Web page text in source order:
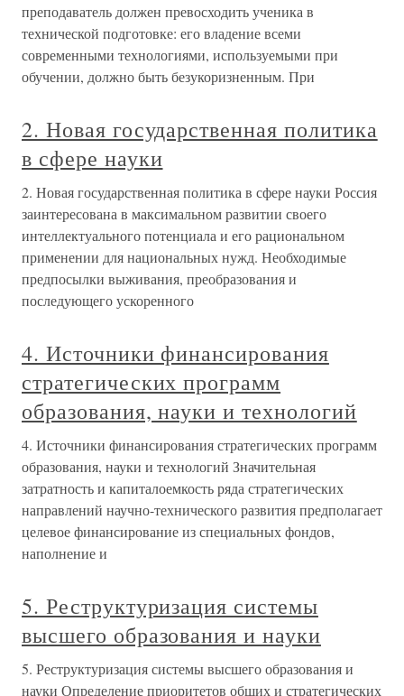
преподаватель должен превосходить ученика в
технической подготовке: его владение всеми
современными технологиями, используемыми при
обучении, должно быть безукоризненным. При
2. Новая государственная политика
в сфере науки
2. Новая государственная политика в сфере науки Россия
заинтересована в максимальном развитии своего
интеллектуального потенциала и его рациональном
применении для национальных нужд. Необходимые
предпосылки выживания, преобразования и
последующего ускоренного
4. Источники финансирования
стратегических программ
образования, науки и технологий
4. Источники финансирования стратегических программ
образования, науки и технологий Значительная
затратность и капиталоемкость ряда стратегических
направлений научно-технического развития предполагает
целевое финансирование из специальных фондов,
наполнение и
5. Реструктуризация системы
высшего образования и науки
5. Реструктуризация системы высшего образования и
науки Определение приоритетов общих и стратегических